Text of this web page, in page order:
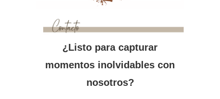
¿Listo para capturar
momentos inolvidables con
nosotros?